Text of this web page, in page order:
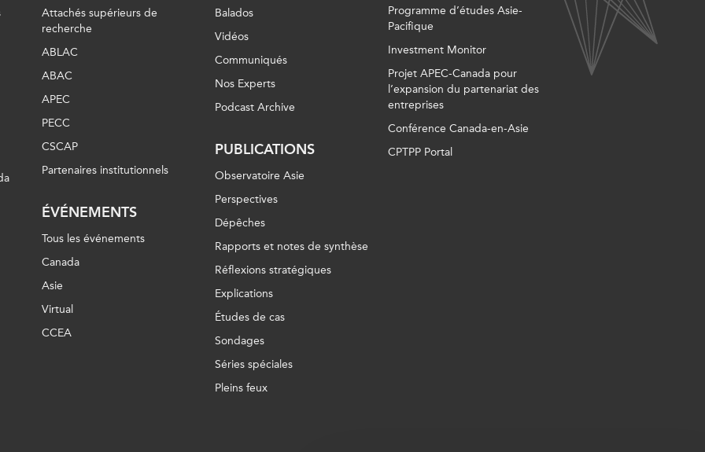
Attachés supérieurs de
recherche
ABLAC
ABAC
APEC
PECC
CSCAP
Partenaires institutionnels
ÉVÉNEMENTS
Tous les événements
Canada
Asie
Virtual
CCEA
Balados
Vidéos
Communiqués
Nos Experts
Podcast Archive
PUBLICATIONS
Observatoire Asie
Perspectives
Dépêches
Rapports et notes de synthèse
Réflexions stratégiques
Explications
Études de cas
Sondages
Séries spéciales
Pleins feux
Programme d’études Asie-
Pacifique
Investment Monitor
Projet APEC-Canada pour
l’expansion du partenariat des
entreprises
Conférence Canada-en-Asie
CPTPP Portal